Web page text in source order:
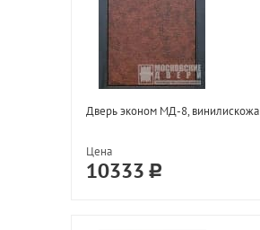
Дверь эконом МД-8, винилискожа
Цена
10333